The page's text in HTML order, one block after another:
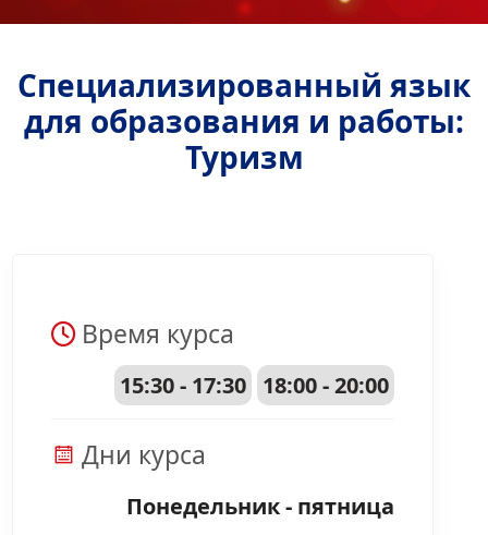
Специализированный язык
для образования и работы:
Туризм
Время курса
15:30 - 17:30 18:00 - 20:00
Дни курса
Понедельник - пятница